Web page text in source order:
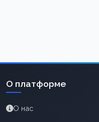
О платформе
О нас